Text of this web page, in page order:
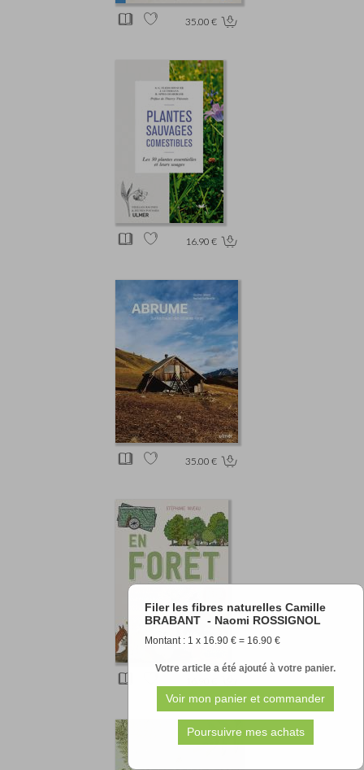
Filer les fibres naturelles Camille
BRABANT - Naomi ROSSIGNOL
Montant : 1 x 16.90 € = 16.90 €
Votre article a été ajouté à votre panier.
35.00 €
16.90 €
35.00 €